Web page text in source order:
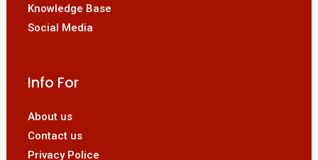
Knowledge Base
Social Media
Info For
About us
Contact us
Privacy Police